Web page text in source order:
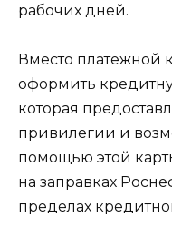
рабочих дней.
Вместо платежной
оформить
которая
привилегии и
помощью этой
на заправках
пределах